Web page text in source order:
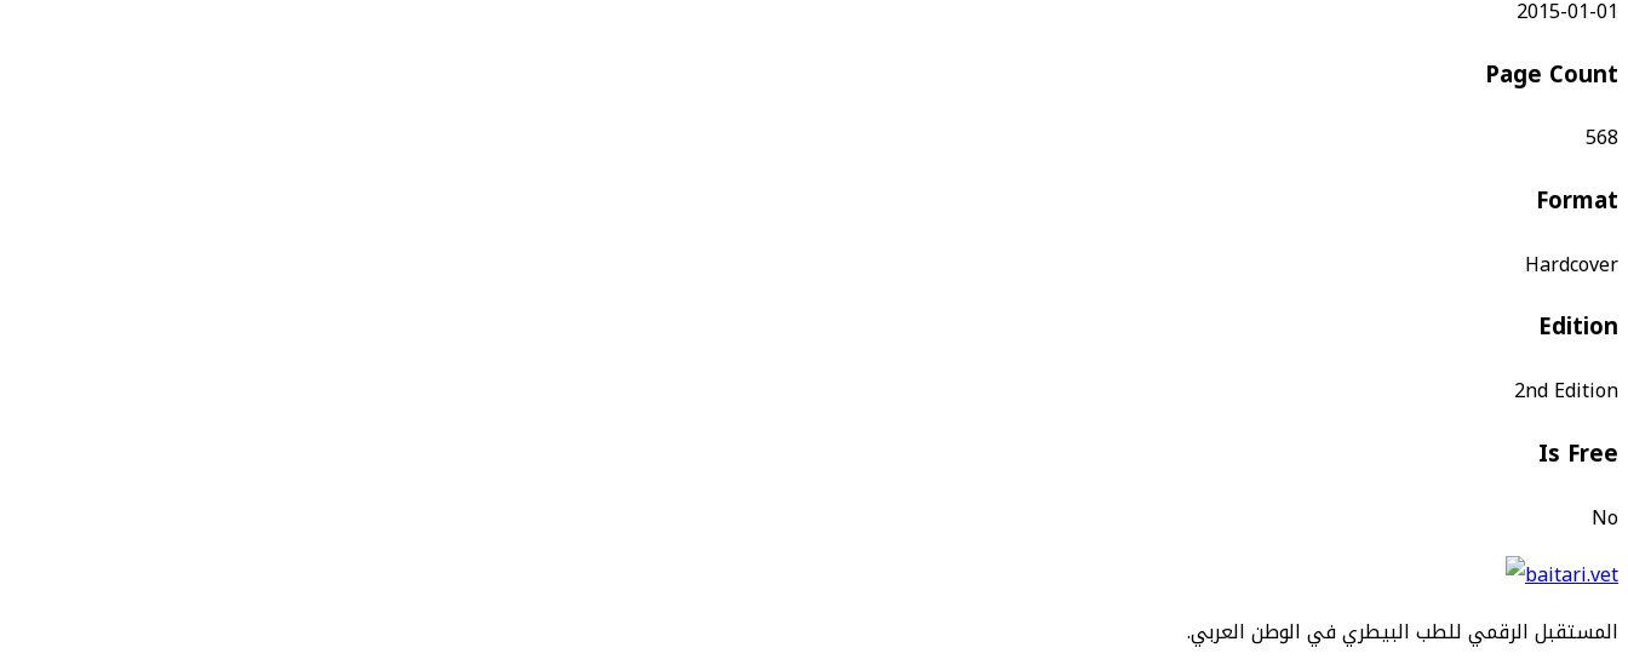
2015-01-01
Page Count
568
Format
Hardcover
Edition
2nd Edition
Is Free
No
المستقبل الرقمي للطب البيطري في الوطن العربي.